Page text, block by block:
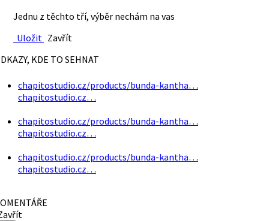
Jednu z těchto tří, výběr nechám na vas
Uložit Zavřít
KDE TO SEHNAT
chapitostudio.cz/products/bunda-kantha…
chapitostudio.cz…
chapitostudio.cz/products/bunda-kantha…
chapitostudio.cz…
chapitostudio.cz/products/bunda-kantha…
chapitostudio.cz…